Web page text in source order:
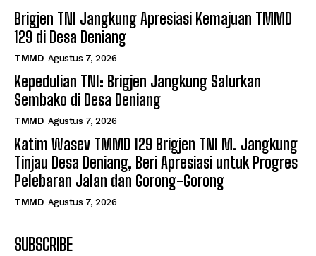
Brigjen TNI Jangkung Apresiasi Kemajuan TMMD
129 di Desa Deniang
TMMD Agustus 7, 2026
Kepedulian TNI: Brigjen Jangkung Salurkan
Sembako di Desa Deniang
TMMD Agustus 7, 2026
Katim Wasev TMMD 129 Brigjen TNI M. Jangkung
Tinjau Desa Deniang, Beri Apresiasi untuk Progres
Pelebaran Jalan dan Gorong-Gorong
TMMD Agustus 7, 2026
SUBSCRIBE